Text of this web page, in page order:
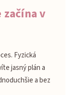
v
Fyzická
jasný plán a
a bez